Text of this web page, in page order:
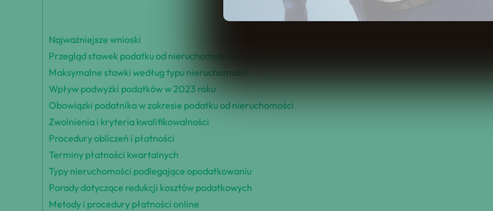
Spis Treści
Najważniejsze wnioski
Przegląd stawek podatku od nieruchomości z 2024 roku
Maksymalne stawki według typu nieruchomości
Wpływ podwyżki podatków w 2023 roku
Obowiązki podatnika w zakresie podatku od nieruchomości
Zwolnienia i kryteria kwalifikowalności
Procedury obliczeń i płatności
Terminy płatności kwartalnych
Typy nieruchomości podlegające opodatkowaniu
Porady dotyczące redukcji kosztów podatkowych
Metody i procedury płatności online